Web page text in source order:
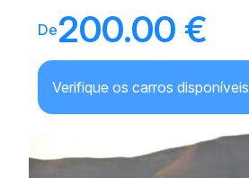
De200.00 €
Verifique os carros disponíveis